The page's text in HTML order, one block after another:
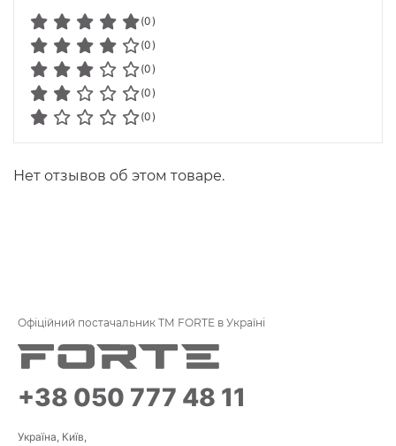
(0)
(0)
(0)
(0)
(0)
Нет отзывов об этом товаре.
Офіційний постачальник ТМ FORTE в Україні
+38 050 777 48 11
Україна, Київ,